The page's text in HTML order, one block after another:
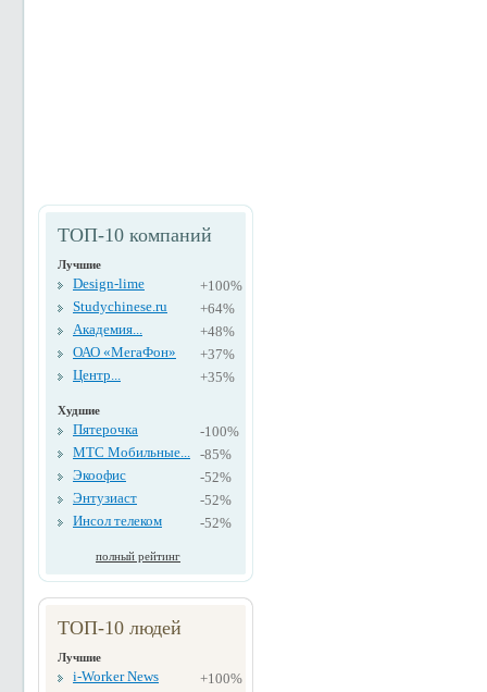
ТОП-10 компаний
Лучшие
Design-lime
+100%
Studychinese.ru
+64%
Академия...
+48%
ОАО «МегаФон»
+37%
Центр...
+35%
Худшие
Пятерочка
-100%
МТС Мобильные... -85%
Экоофис
-52%
Энтузиаст
-52%
Инсол телеком
-52%
полный рейтинг
ТОП-10 людей
Лучшие
i-Worker News
+100%